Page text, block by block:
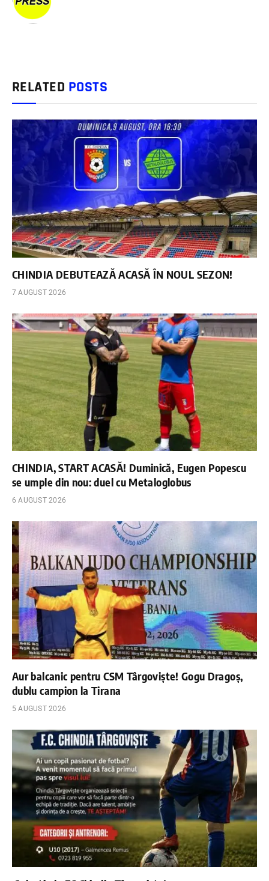
RELATED POSTS
CHINDIA DEBUTEAZĂ ACASĂ ÎN NOUL SEZON!
7 AUGUST 2026
CHINDIA, START ACASĂ! Duminică, Eugen Popescu
se umple din nou: duel cu Metaloglobus
6 AUGUST 2026
Aur balcanic pentru CSM Târgoviște! Gogu Dragoș,
dublu campion la Tirana
5 AUGUST 2026